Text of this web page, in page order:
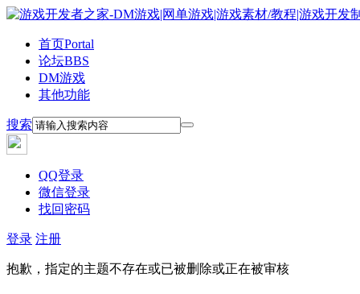
首页Portal
论坛BBS
DM游戏
其他功能
搜索
QQ登录
微信登录
找回密码
登录 注册
抱歉，指定的主题不存在或已被删除或正在被审核